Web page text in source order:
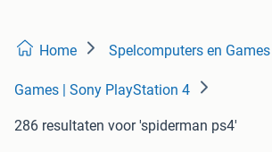
Home Spelcomputers en Games
Games | Sony PlayStation 4
286 resultaten voor 'spiderman ps4'